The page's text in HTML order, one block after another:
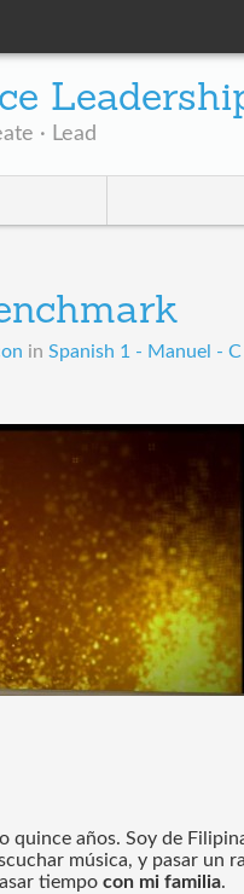
· Lead
in Spanish 1 - Manuel - C
quince años. Soy de
música, y pasar un
tiempo con mi familia.